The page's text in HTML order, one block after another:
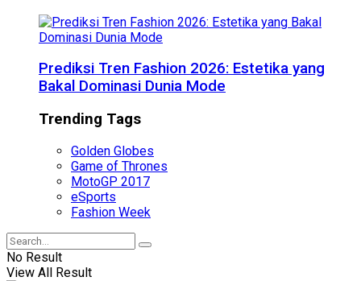
Prediksi Tren Fashion 2026: Estetika yang
Bakal Dominasi Dunia Mode
Trending Tags
Golden Globes
Game of Thrones
MotoGP 2017
eSports
Fashion Week
No Result
View All Result